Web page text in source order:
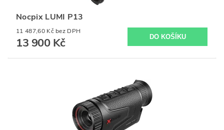
Nocpix LUMI P13
11 487,60 Kč bez DPH
13 900 Kč